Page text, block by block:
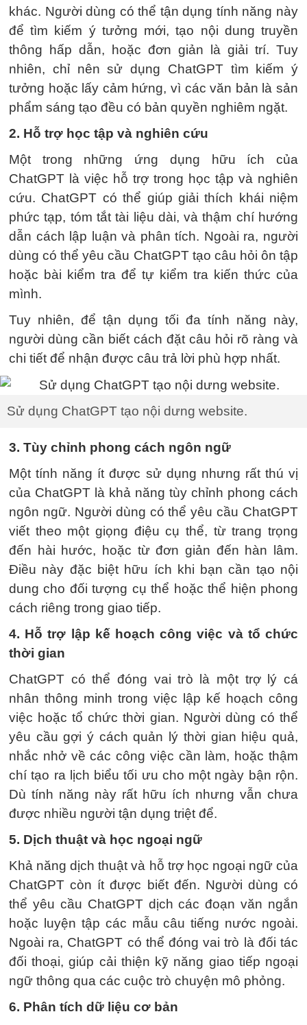
khác. Người dùng có thể tận dụng tính năng này
để tìm kiếm ý tưởng mới, tạo nội dung truyền
thông hấp dẫn, hoặc đơn giản là giải trí. Tuy
nhiên, chỉ nên sử dụng ChatGPT tìm kiếm ý
tưởng hoặc lấy cảm hứng, vì các văn bản là sản
phẩm sáng tạo đều có bản quyền nghiêm ngặt.
2. Hỗ trợ học tập và nghiên cứu
Một trong những ứng dụng hữu ích của
ChatGPT là việc hỗ trợ trong học tập và nghiên
cứu. ChatGPT có thể giúp giải thích khái niệm
phức tạp, tóm tắt tài liệu dài, và thậm chí hướng
dẫn cách lập luận và phân tích. Ngoài ra, người
dùng có thể yêu cầu ChatGPT tạo câu hỏi ôn tập
hoặc bài kiểm tra để tự kiểm tra kiến thức của
mình.
Tuy nhiên, để tận dụng tối đa tính năng này,
người dùng cần biết cách đặt câu hỏi rõ ràng và
chi tiết để nhận được câu trả lời phù hợp nhất.
Sử dụng ChatGPT tạo nội dưng website.
3. Tùy chỉnh phong cách ngôn ngữ
Một tính năng ít được sử dụng nhưng rất thú vị
của ChatGPT là khả năng tùy chỉnh phong cách
ngôn ngữ. Người dùng có thể yêu cầu ChatGPT
viết theo một giọng điệu cụ thể, từ trang trọng
đến hài hước, hoặc từ đơn giản đến hàn lâm.
Điều này đặc biệt hữu ích khi bạn cần tạo nội
dung cho đối tượng cụ thể hoặc thể hiện phong
cách riêng trong giao tiếp.
4. Hỗ trợ lập kế hoạch công việc và tổ chức
thời gian
ChatGPT có thể đóng vai trò là một trợ lý cá
nhân thông minh trong việc lập kế hoạch công
việc hoặc tổ chức thời gian. Người dùng có thể
yêu cầu gợi ý cách quản lý thời gian hiệu quả,
nhắc nhở về các công việc cần làm, hoặc thậm
chí tạo ra lịch biểu tối ưu cho một ngày bận rộn.
Dù tính năng này rất hữu ích nhưng vẫn chưa
được nhiều người tận dụng triệt để.
5. Dịch thuật và học ngoại ngữ
Khả năng dịch thuật và hỗ trợ học ngoại ngữ của
ChatGPT còn ít được biết đến. Người dùng có
thể yêu cầu ChatGPT dịch các đoạn văn ngắn
hoặc luyện tập các mẫu câu tiếng nước ngoài.
Ngoài ra, ChatGPT có thể đóng vai trò là đối tác
đối thoại, giúp cải thiện kỹ năng giao tiếp ngoại
ngữ thông qua các cuộc trò chuyện mô phỏng.
6. Phân tích dữ liệu cơ bản